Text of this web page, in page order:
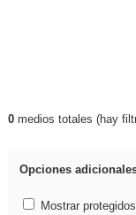
Resultados
0medios totales (hay
Opciones
Mostrar